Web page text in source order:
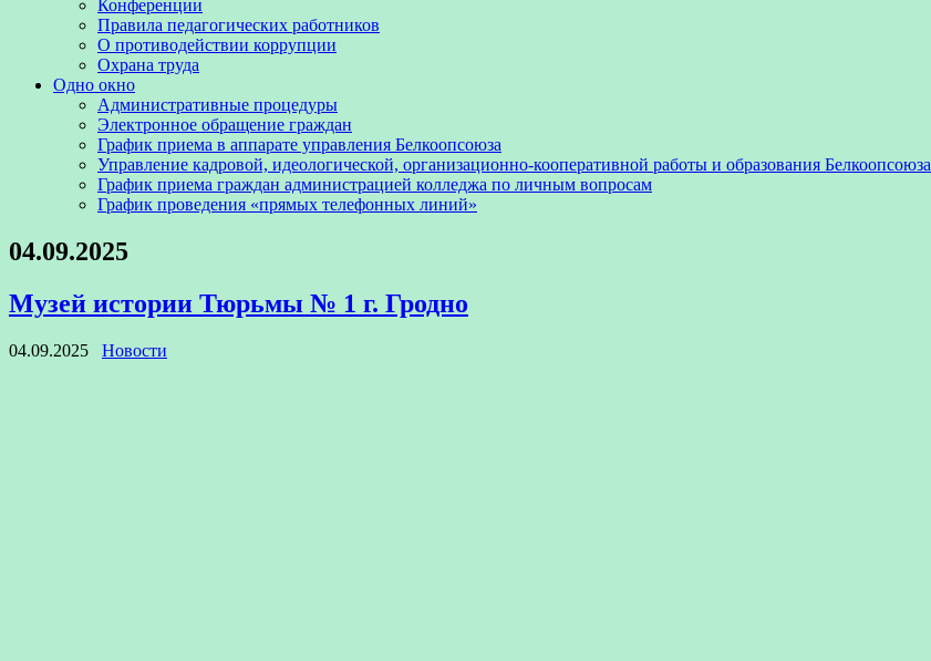
Конференции
Правила педагогических работников
О противодействии коррупции
Охрана труда
Одно окно
Административные процедуры
Электронное обращение граждан
График приема в аппарате управления Белкоопсоюза
Управление кадровой, идеологической, организационно-кооперативной работы и образования Белкоопсоюза
График приема граждан администрацией колледжа по личным вопросам
График проведения «прямых телефонных линий»
04.09.2025
Музей истории Тюрьмы № 1 г. Гродно
04.09.2025 Новости